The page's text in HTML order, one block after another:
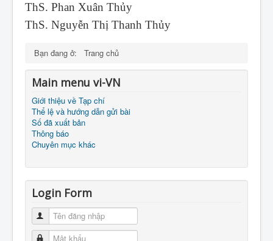
ThS. Phan Xuân Thủy
ThS. Nguyễn Thị Thanh Thủy
Bạn đang ở: Trang chủ
Main menu vi-VN
Giới thiệu về Tạp chí
Thể lệ và hướng dẫn gửi bài
Số đã xuất bản
Thông báo
Chuyên mục khác
Login Form
Tên đăng nhập
Mật khẩu